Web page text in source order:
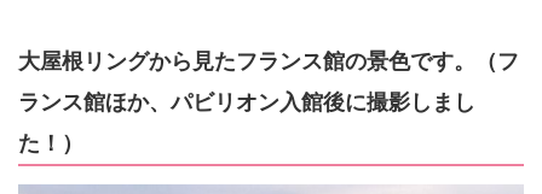
大屋根リングから見たフランス館の景色です。（フ
ランス館ほか、パビリオン入館後に撮影しまし
た！）